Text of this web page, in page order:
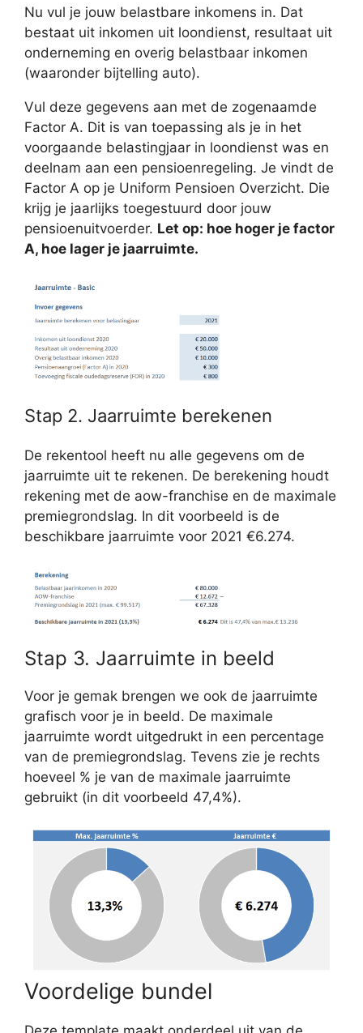
Nu vul je jouw belastbare inkomens in. Dat
bestaat uit inkomen uit loondienst, resultaat uit
onderneming en overig belastbaar inkomen
(waaronder bijtelling auto).
Vul deze gegevens aan met de zogenaamde
Factor A. Dit is van toepassing als je in het
voorgaande belastingjaar in loondienst was en
deelnam aan een pensioenregeling. Je vindt de
Factor A op je Uniform Pensioen Overzicht. Die
krijg je jaarlijks toegestuurd door jouw
pensioenuitvoerder. Let op: hoe hoger je factor
A, hoe lager je jaarruimte.
Stap 2. Jaarruimte berekenen
De rekentool heeft nu alle gegevens om de
jaarruimte uit te rekenen. De berekening houdt
rekening met de aow-franchise en de maximale
premiegrondslag. In dit voorbeeld is de
beschikbare jaarruimte voor 2021 €6.274.
Stap 3. Jaarruimte in beeld
Voor je gemak brengen we ook de jaarruimte
grafisch voor je in beeld. De maximale
jaarruimte wordt uitgedrukt in een percentage
van de premiegrondslag. Tevens zie je rechts
hoeveel % je van de maximale jaarruimte
gebruikt (in dit voorbeeld 47,4%).
Voordelige bundel